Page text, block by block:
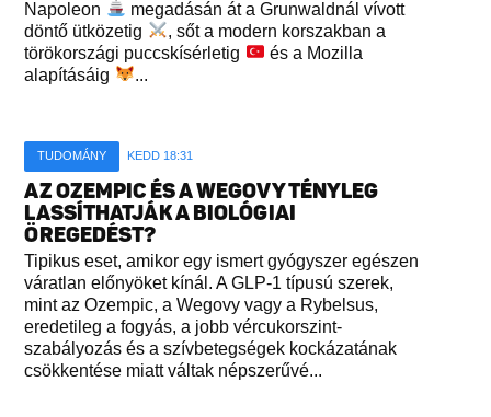
Napoleon
megadásán át a Grunwaldnál vívott
döntő ütközetig
, sőt a modern korszakban a
törökországi puccskísérletig
és a Mozilla
alapításáig
...
TUDOMÁNY KEDD 18:31
AZ OZEMPIC ÉS A WEGOVY TÉNYLEG
LASSÍTHATJÁK A BIOLÓGIAI
ÖREGEDÉST?
Tipikus eset, amikor egy ismert gyógyszer egészen
váratlan előnyöket kínál. A GLP-1 típusú szerek,
mint az Ozempic, a Wegovy vagy a Rybelsus,
eredetileg a fogyás, a jobb vércukorszint-
szabályozás és a szívbetegségek kockázatának
csökkentése miatt váltak népszerűvé...